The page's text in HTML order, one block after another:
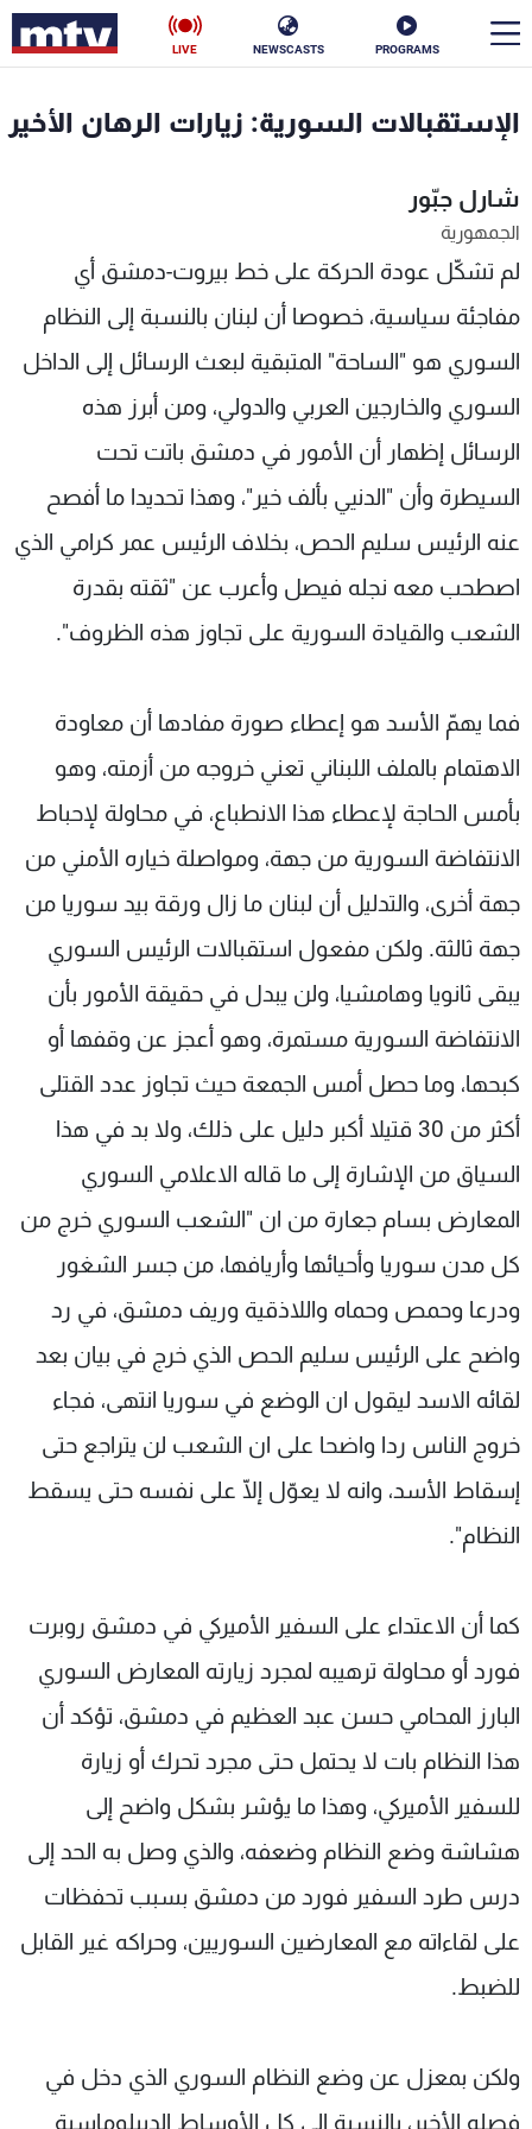
PROGRAMS
NEWSCASTS
LIVE
الإستقبالات السورية: زيارات الرهان الأخير
شارل جبّور
الجمهورية
لم تشكّل عودة الحركة على خط بيروت-دمشق أي
مفاجئة سياسية، خصوصا أن لبنان بالنسبة إلى النظام
السوري هو "الساحة" المتبقية لبعث الرسائل إلى الداخل
السوري والخارجين العربي والدولي، ومن أبرز هذه
الرسائل إظهار أن الأمور في دمشق باتت تحت
السيطرة وأن "الدنيي بألف خير"، وهذا تحديدا ما أفصح
عنه الرئيس سليم الحص، بخلاف الرئيس عمر كرامي الذي
اصطحب معه نجله فيصل وأعرب عن "ثقته بقدرة
الشعب والقيادة السورية على تجاوز هذه الظروف".
فما يهمّ الأسد هو إعطاء صورة مفادها أن معاودة
الاهتمام بالملف اللبناني تعني خروجه من أزمته، وهو
بأمس الحاجة لإعطاء هذا الانطباع، في محاولة لإحباط
الانتفاضة السورية من جهة، ومواصلة خياره الأمني من
جهة أخرى، والتدليل أن لبنان ما زال ورقة بيد سوريا من
جهة ثالثة. ولكن مفعول استقبالات الرئيس السوري
يبقى ثانويا وهامشيا، ولن يبدل في حقيقة الأمور بأن
الانتفاضة السورية مستمرة، وهو أعجز عن وقفها أو
كبحها، وما حصل أمس الجمعة حيث تجاوز عدد القتلى
أكثر من 30 قتيلا أكبر دليل على ذلك، ولا بد في هذا
السياق من الإشارة إلى ما قاله الاعلامي السوري
المعارض بسام جعارة من ان "الشعب السوري خرج من
كل مدن سوريا وأحيائها وأريافها، من جسر الشغور
ودرعا وحمص وحماه واللاذقية وريف دمشق، في رد
واضح على الرئيس سليم الحص الذي خرج في بيان بعد
لقائه الاسد ليقول ان الوضع في سوريا انتهى، فجاء
خروج الناس ردا واضحا على ان الشعب لن يتراجع حتى
إسقاط الأسد، وانه لا يعوّل إلّا على نفسه حتى يسقط
النظام".
كما أن الاعتداء على السفير الأميركي في دمشق روبرت
فورد أو محاولة ترهيبه لمجرد زيارته المعارض السوري
البارز المحامي حسن عبد العظيم في دمشق، تؤكد أن
هذا النظام بات لا يحتمل حتى مجرد تحرك أو زيارة
للسفير الأميركي، وهذا ما يؤشر بشكل واضح إلى
هشاشة وضع النظام وضعفه، والذي وصل به الحد إلى
درس طرد السفير فورد من دمشق بسبب تحفظات
على لقاءاته مع المعارضين السوريين، وحراكه غير القابل
للضبط.
ولكن بمعزل عن وضع النظام السوري الذي دخل في
فصله الأخير، بالنسبة إلى كل الأوساط الديبلوماسية
الأخبار
سياسة
إقتصاد فن
منوعات رياضة
كأس العالم
البرامج
جدول البرامج
شاهد البرامج
الترددات
لاعلاناتكم
شروط الإسـتخدام
سياسة الخصوصية